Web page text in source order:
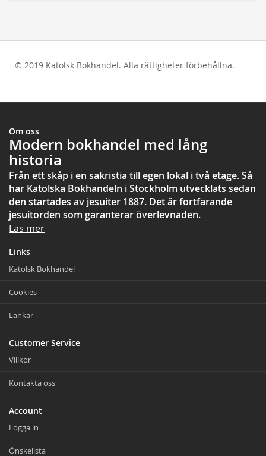
© 2019 Katolsk Bokhandel. Alla rättigheter förbehållna.
Om oss
Modern bokhandel med lång
historia
Från ett skåp i en sakristia till egen lokal i två etage. Så
har Katolska Bokhandeln i Stockholm utvecklats sedan
den startades av jesuiter 1887. Det är fortfarande
jesuitorden som garanterar överlevnaden.
Läs mer
Links
Katolsk Bokhandel
Cookies
Länkar
Customer Service
Villkor
Kontakta oss
Account
Logga in
Önskelista